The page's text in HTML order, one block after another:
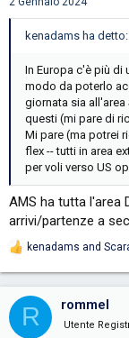
kenadams ha detto:
In Europa c'è più di
modo da poterlo
giornata sia all'area
questi (mi pare di
Mi pare (ma potrei
flex -- tutti in area
per voli verso US
AMS ha tutta l'area
arrivi/partenze a
R
t
i
kenadams and
R rommel
Utente